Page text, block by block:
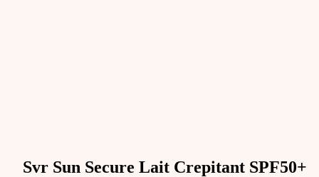
Svr Sun Secure Lait Crepitant SPF50+